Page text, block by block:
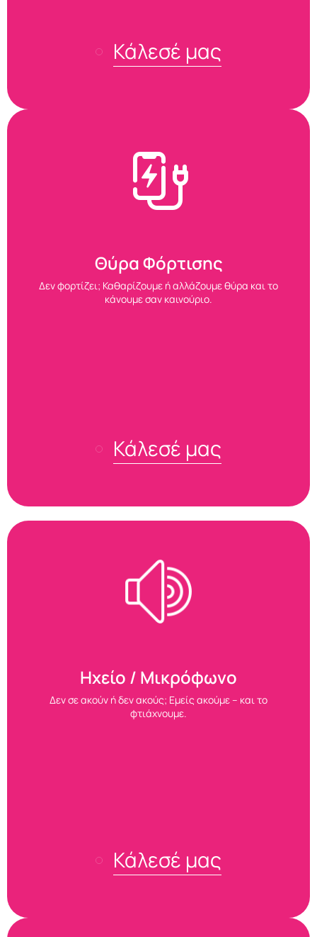
Κάλεσέ μας
Θύρα Φόρτισης
Δεν φορτίζει; Καθαρίζουμε ή αλλάζουμε θύρα και το
κάνουμε σαν καινούριο.
Κάλεσέ μας
Ηχείο / Μικρόφωνο
Δεν σε ακούν ή δεν ακούς; Εμείς ακούμε – και το
φτιάχνουμε.
Κάλεσέ μας